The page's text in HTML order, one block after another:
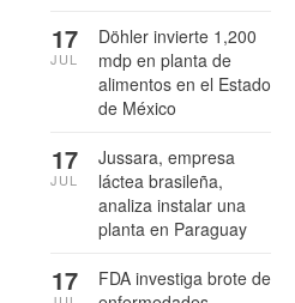
Döhler invierte 1,200
mdp en planta de
alimentos en el Estado
de México
17
JUL
Jussara, empresa
láctea brasileña,
analiza instalar una
planta en Paraguay
17
JUL
FDA investiga brote de
17